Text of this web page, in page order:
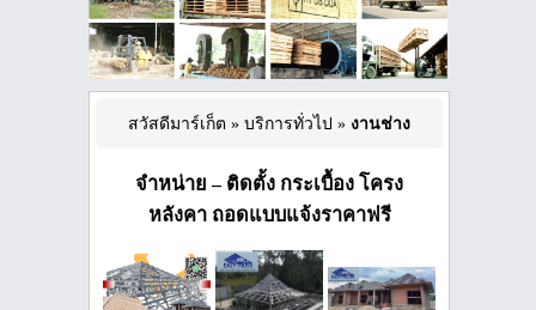
สวัสดีมาร์เก็ต » บริการทั่วไป » งานช่าง
จำหน่าย – ติดตั้ง กระเบื้อง โครง
หลังคา ถอดแบบแจ้งราคาฟรี